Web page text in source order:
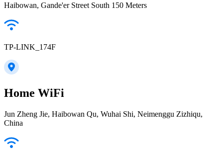
Haibowan, Gande'er Street South 150 Meters
TP-LINK_174F
Home WiFi
Jun Zheng Jie, Haibowan Qu, Wuhai Shi, Neimenggu Zizhiqu,
China